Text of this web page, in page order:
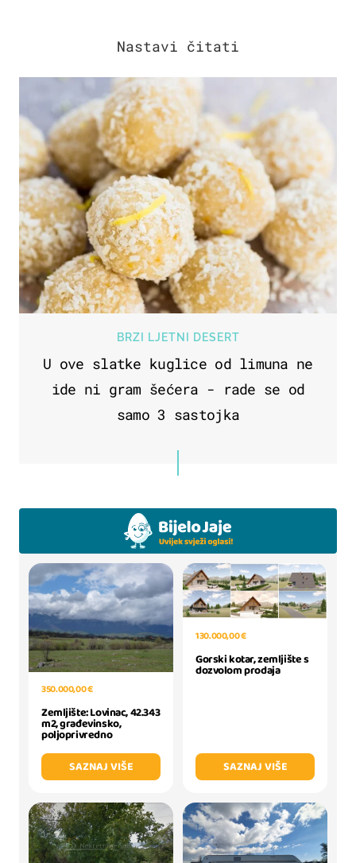
BRZI LJETNI DESERT
U ove slatke kuglice od limuna ne
ide ni gram šećera - rade se od
samo 3 sastojka
350.000,00 €
Zemljište: Lovinac, 42.343
m2, građevinsko,
poljoprivredno
SAZNAJ VIŠE
130.000,00 €
Gorski kotar, zemljište s
dozvolom prodaja
SAZNAJ VIŠE